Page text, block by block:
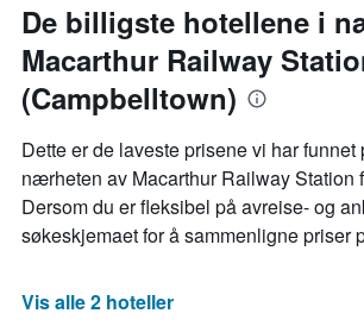
De billigste hotellene i
Macarthur Railway
(Campbelltown)
Dette er de laveste prisene vi har funnet
nærheten av Macarthur Railway Station
Dersom du er fleksibel på avreise- og
søkeskjemaet for å sammenligne priser
Vis alle 2 hoteller